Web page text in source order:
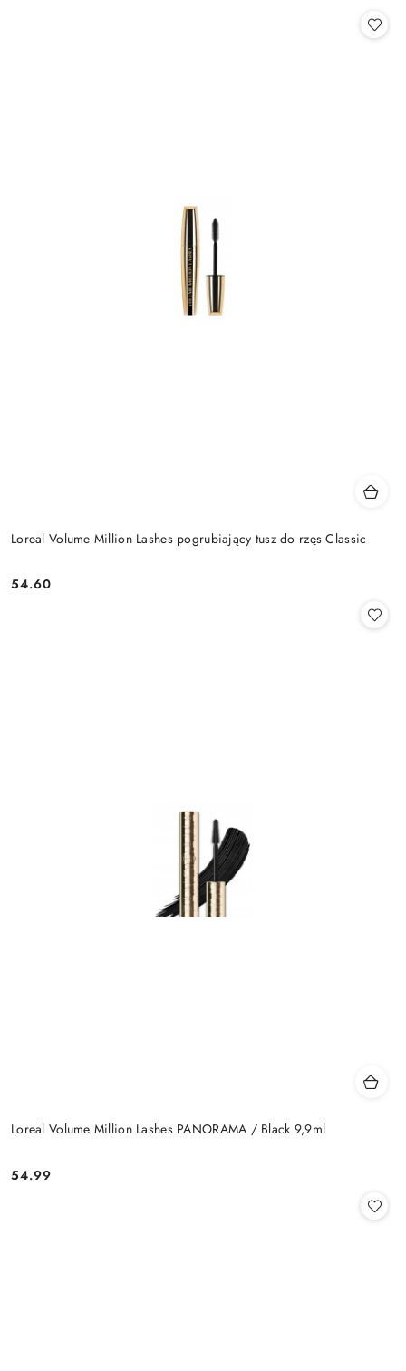
Loreal Volume Million Lashes pogrubiający tusz do rzęs Classic
Cena:
54.60
Loreal Volume Million Lashes PANORAMA / Black 9,9ml
Cena:
54.99